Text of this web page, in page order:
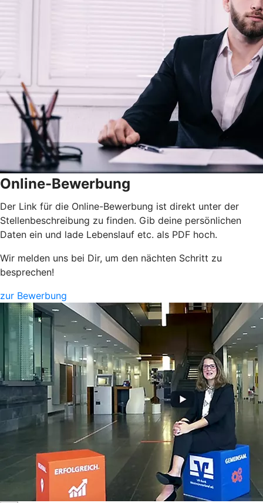
Online-Bewerbung
Der Link für die Online-Bewerbung ist direkt unter der
Stellenbeschreibung zu finden. Gib deine persönlichen
Daten ein und lade Lebenslauf etc. als PDF hoch.
Wir melden uns bei Dir, um den nächten Schritt zu
besprechen!
zur Bewerbung